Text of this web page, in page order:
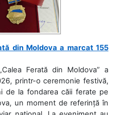
din Moldova a marcat 155
Ferată din Moldova” a
printr-o ceremonie festivă,
de la fondarea căii ferate pe
un moment de referință în